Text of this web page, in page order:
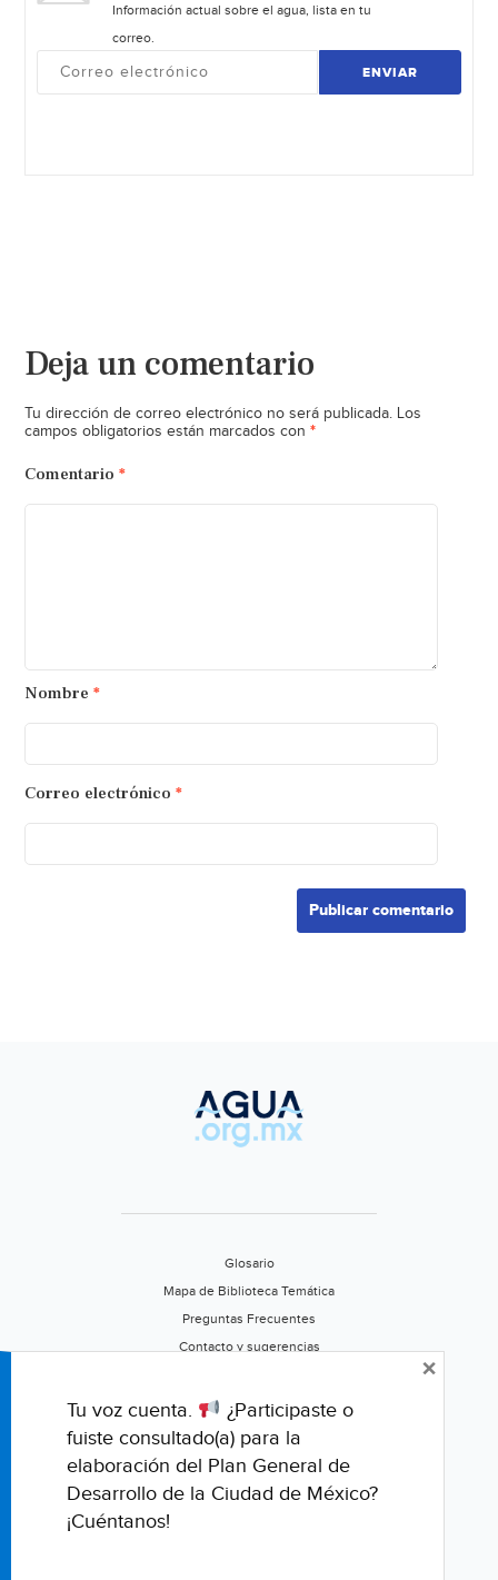
Información actual sobre el agua, lista en tu
correo.
ENVIAR
Deja un comentario
Tu dirección de correo electrónico no será publicada. Los
campos obligatorios están marcados con *
Comentario *
Nombre *
Correo electrónico *
Glosario
Mapa de Biblioteca Temática
Preguntas Frecuentes
Contacto y sugerencias
Califica este portal
Tu voz cuenta.
¿Participaste o
fuiste consultado(a) para la
elaboración del Plan General de
Desarrollo de la Ciudad de México?
¡Cuéntanos!
×